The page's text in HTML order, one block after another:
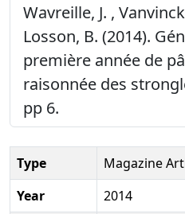
Wavreille, J. ,
Losson, B. (2014).
première année de
raisonnée des
pp 6.
Type
Magazine
Year
2014